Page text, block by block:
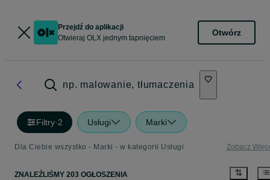
Przejdź do aplikacji
Otwieraj OLX jednym tapnięciem
Otwórz
np. malowanie, tłumaczenia
Filtry·2 Usługi Marki
Dla Ciebie wszystko - Marki - w kategorii Usługi Zobacz
ZNALEŹLIŚMY 203 OGŁOSZENIA